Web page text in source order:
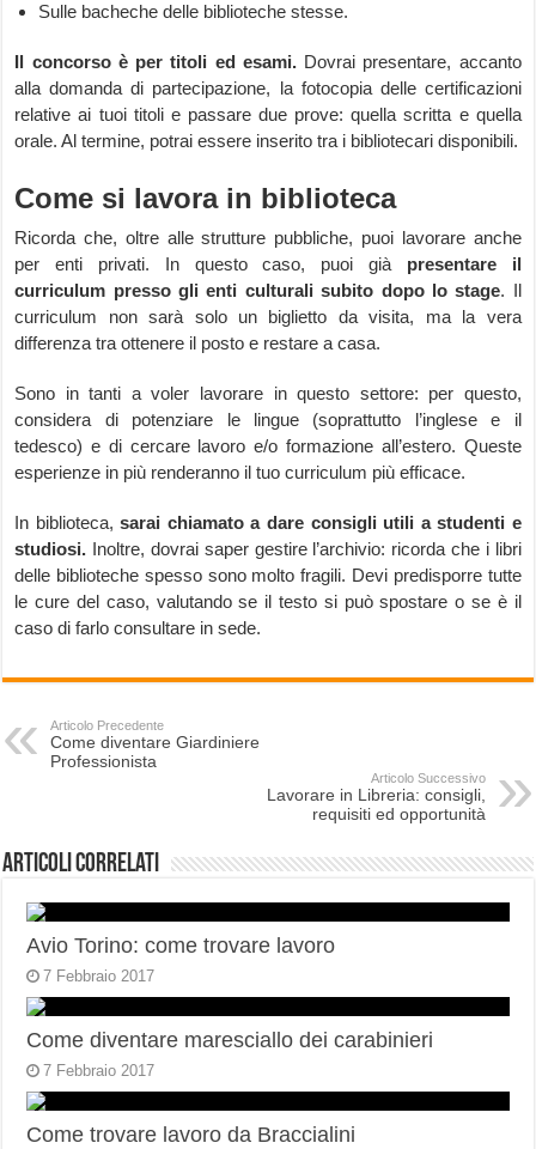
Sulle bacheche delle biblioteche stesse.
Il concorso è per titoli ed esami.Dovrai presentare, accanto
alla domanda di partecipazione, la fotocopia delle certificazioni
relative ai tuoi titoli e passare due prove: quella scritta e quella
orale. Al termine, potrai essere inserito tra i bibliotecari disponibili.
Come si lavora in biblioteca
Ricorda che, oltre alle strutture pubbliche, puoi lavorare anche
per enti privati. In questo caso, puoi già presentare il
curriculum presso gli enti culturali subito dopo lo stage. Il
curriculum non sarà solo un biglietto da visita, ma la vera
differenza tra ottenere il posto e restare a casa.
Sono in tanti a voler lavorare in questo settore: per questo,
considera di potenziare le lingue (soprattutto l’inglese e il
tedesco) e di cercare lavoro e/o formazione all’estero. Queste
esperienze in più renderanno il tuo curriculum più efficace.
In biblioteca, sarai chiamato a dare consigli utili a studenti e
studiosi. Inoltre, dovrai saper gestire l’archivio: ricorda che i libri
delle biblioteche spesso sono molto fragili. Devi predisporre tutte
le cure del caso, valutando se il testo si può spostare o se è il
caso di farlo consultare in sede.
Articolo Precedente
Come diventare Giardiniere
Professionista
Articolo Successivo
Lavorare in Libreria: consigli,
requisiti ed opportunità
Articoli correlati
Avio Torino: come trovare lavoro
7 Febbraio 2017
Come diventare maresciallo dei carabinieri
7 Febbraio 2017
Come trovare lavoro da Braccialini